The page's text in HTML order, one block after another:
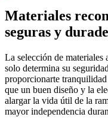
Materiales
seguras y
La selección de materiales
solo determina su
proporcionarte
que un buen diseño y la
alargar la vida útil de la
mayor independencia